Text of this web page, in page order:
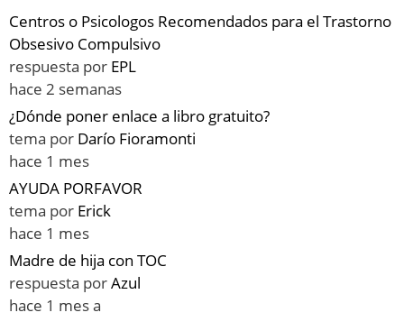
Centros o Psicologos Recomendados para el Trastorno
Obsesivo Compulsivo
respuesta por EPL
hace 2 semanas
¿Dónde poner enlace a libro gratuito?
tema por Darío Fioramonti
hace 1 mes
AYUDA PORFAVOR
tema por Erick
hace 1 mes
Madre de hija con TOC
respuesta porAzul
hace 1 mes a